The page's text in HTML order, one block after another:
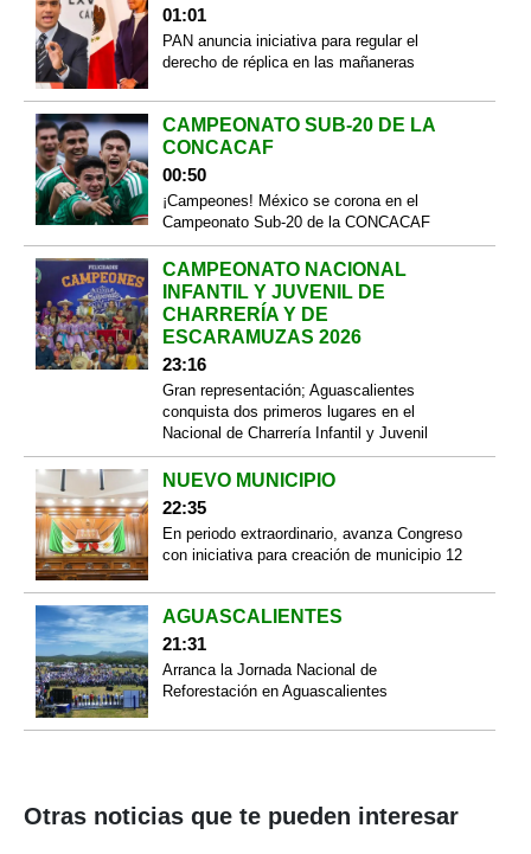
01:01
PAN anuncia iniciativa para regular el
derecho de réplica en las mañaneras
CAMPEONATO SUB-20 DE LA
CONCACAF
00:50
¡Campeones! México se corona en el
Campeonato Sub-20 de la CONCACAF
CAMPEONATO NACIONAL
INFANTIL Y JUVENIL DE
CHARRERÍA Y DE
ESCARAMUZAS 2026
23:16
Gran representación; Aguascalientes
conquista dos primeros lugares en el
Nacional de Charrería Infantil y Juvenil
NUEVO MUNICIPIO
22:35
En periodo extraordinario, avanza Congreso
con iniciativa para creación de municipio 12
AGUASCALIENTES
21:31
Arranca la Jornada Nacional de
Reforestación en Aguascalientes
Otras noticias que te pueden interesar